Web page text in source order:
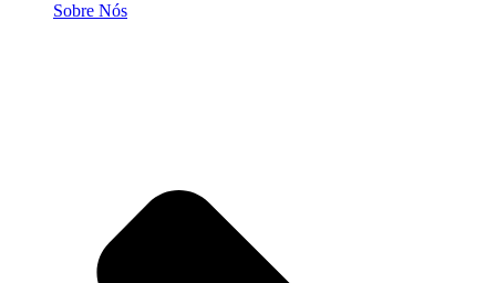
Sobre Nós